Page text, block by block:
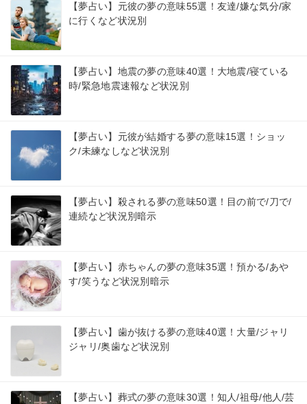
【夢占い】元彼の夢の意味55選！友達/嫌な気分/家
に行くなど状況別
【夢占い】地震の夢の意味40選！大地震/寝ている
時/緊急地震速報など状況別
【夢占い】元彼が結婚する夢の意味15選！ショッ
ク/未練なしなど状況別
【夢占い】殺される夢の意味50選！目の前で/刀で/
連続など状況別暗示
【夢占い】赤ちゃんの夢の意味35選！預かる/あや
す/笑うなど状況別暗示
【夢占い】歯が抜ける夢の意味40選！大量/ジャリ
ジャリ/奥歯など状況別
【夢占い】葬式の夢の意味30選！知人/祖母/他人/芸